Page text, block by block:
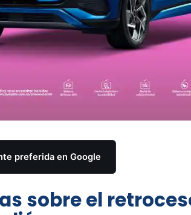
preferida en Google
sobre el